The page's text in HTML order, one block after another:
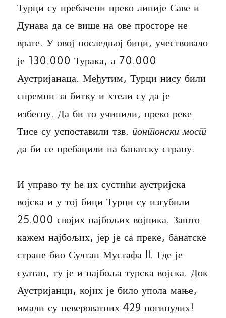
Турци су пребачени преко линије Саве и
Дунава да се више на ове просторе не
врате. У овој последњој бици, учествовало
је 130.000 Турака, а 70.000
Аустријанаца. Међутим, Турци нису били
спремни за битку и хтели су да је
избегну. Да би то учинили, преко реке
Тисе су успоставили тзв. понтонски мост
да би се пребацили на банатску страну.
И управо ту ће их сустићи аустријска
војска и у тој бици Турци су изгубили
25.000 својих најбољих војника. Зашто
кажем најбољих, јер је са преке, банатске
стране био Султан Мустафа II. Где је
султан, ту је и најбоља турска војска. Док
Аустријанци, којих је било упола мање,
имали су невероватних 429 погинулих!